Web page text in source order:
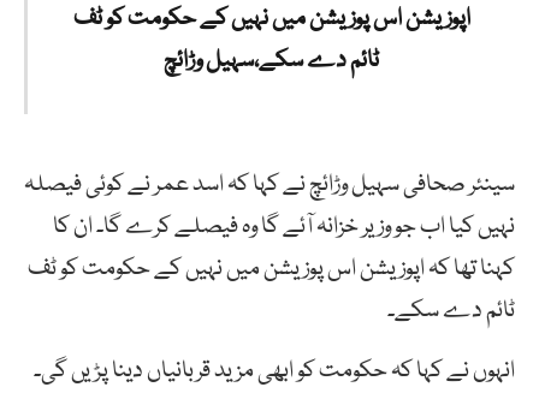
اپوزیشن اس پوزیشن میں نہیں کے حکومت کو ٹف
ٹائم دے سکے،سہیل وڑائچ
سینئر صحافی سہیل وڑائچ نے کہا کہ اسد عمر نے کوئی فیصلہ
نہیں کیا اب جو وزیر خزانہ آئے گا وہ فیصلے کرے گا۔ ان کا
کہنا تھا کہ اپوزیشن اس پوزیشن میں نہیں کے حکومت کو ٹف
ٹائم دے سکے۔
انہوں نے کہا کہ حکومت کو ابھی مزید قربانیاں دینا پڑیں گی۔